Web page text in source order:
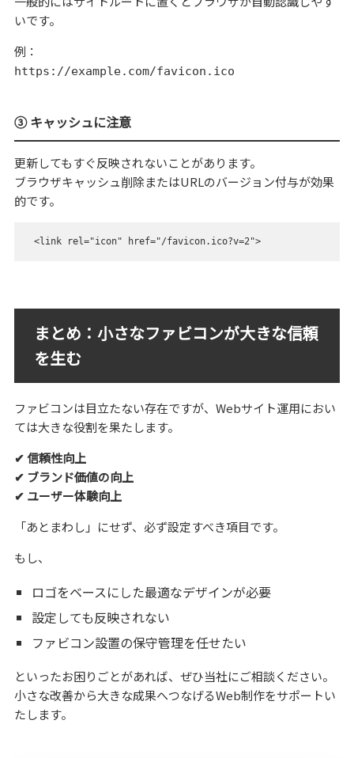
いです。
例：
https://example.com/favicon.ico
③ キャッシュに注意
更新してもすぐ反映されないことがあります。
ブラウザキャッシュ削除またはURLのバージョン付与が効果
的です。
<link rel="icon" href="/favicon.ico?v=2">
まとめ：小さなファビコンが大きな信頼
を生む
ファビコンは目立たない存在ですが、Webサイト運用におい
ては大きな役割を果たします。
✔ 信頼性向上
✔ ブランド価値の向上
✔ ユーザー体験向上
「あとまわし」にせず、必ず設定すべき項目です。
もし、
ロゴをベースにした最適なデザインが必要
設定しても反映されない
ファビコン設置の保守管理を任せたい
といったお困りごとがあれば、ぜひ当社にご相談ください。
小さな改善から大きな成果へつなげるWeb制作をサポートい
たします。